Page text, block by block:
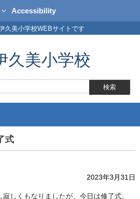
Accessibility
久美小学校WEBサイトです
久美小学校
式
2023年3月31日
しくもなりましたが、今日は修了式。